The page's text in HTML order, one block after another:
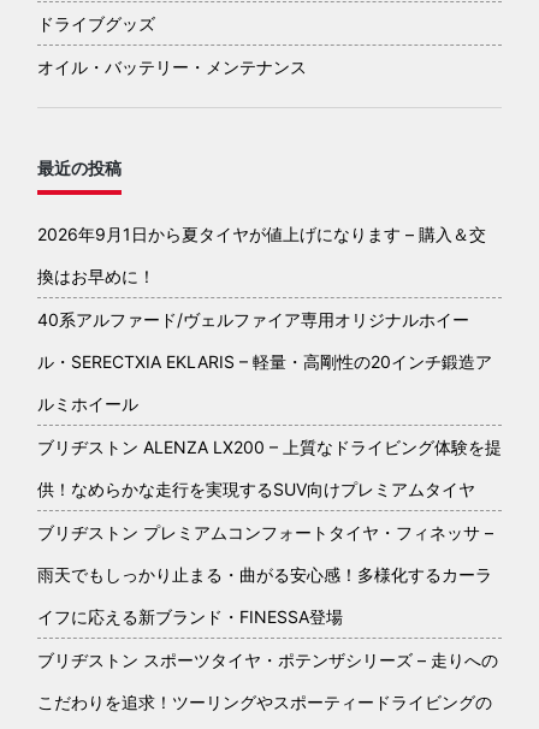
ドライブグッズ
オイル・バッテリー・メンテナンス
最近の投稿
2026年9月1日から夏タイヤが値上げになります – 購入＆交
換はお早めに！
40系アルファード/ヴェルファイア専用オリジナルホイー
ル・SERECTXIA EKLARIS – 軽量・高剛性の20インチ鍛造ア
ルミホイール
ブリヂストン ALENZA LX200 – 上質なドライビング体験を提
供！なめらかな走行を実現するSUV向けプレミアムタイヤ
ブリヂストン プレミアムコンフォートタイヤ・フィネッサ –
雨天でもしっかり止まる・曲がる安心感！多様化するカーラ
イフに応える新ブランド・FINESSA登場
ブリヂストン スポーツタイヤ・ポテンザシリーズ – 走りへの
こだわりを追求！ツーリングやスポーティードライビングの